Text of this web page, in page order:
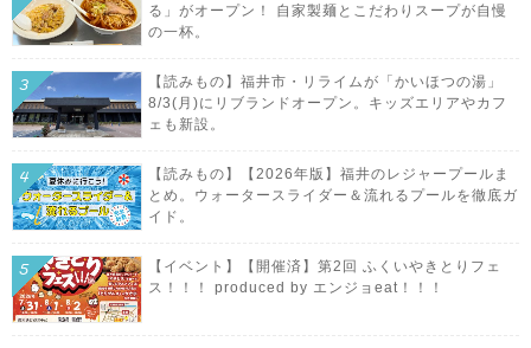
る」がオープン！ 自家製麺とこだわりスープが自慢
の一杯。
【読みもの】福井市・リライムが「かいほつの湯」
8/3(月)にリブランドオープン。キッズエリアやカフ
ェも新設。
【読みもの】【2026年版】福井のレジャープールま
とめ。ウォータースライダー＆流れるプールを徹底ガ
イド。
【イベント】【開催済】第2回 ふくいやきとりフェ
ス！！！ produced by エンジョeat！！！